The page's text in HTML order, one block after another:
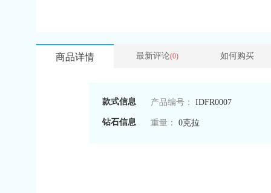
商品详情 最新评论(0) 如何购买
款式信息 产品编号： IDFR0007
钻石信息 重量： 0克拉